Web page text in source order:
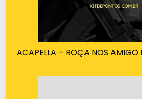
ACAPELLA – ROÇA NOS